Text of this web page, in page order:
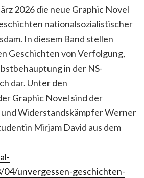
2026 die neue Graphic Novel
nationalsozialistischer
In diesem Band stellen
Geschichten von Verfolgung,
in der NS-
dar. Unter den
Graphic Novel sind der
Widerstandskämpfer Werner
Mirjam David aus dem
unvergessen-geschichten-